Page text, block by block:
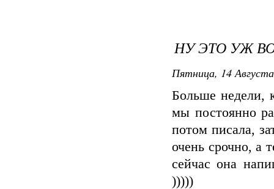
НУ ЭТО УЖ
Пятница, 14
Больше недели,
мы постоянно
потом писала,
очень срочно, а
сейчас она
)))))